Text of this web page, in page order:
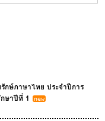
กษ์ภาษาไทย ประจำปีการ
ษาปีที่ 1